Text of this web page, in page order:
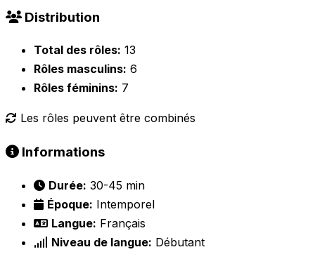
Distribution
Total des rôles: 13
Rôles masculins: 6
Rôles féminins: 7
Les rôles peuvent être combinés
Informations
Durée: 30-45 min
Époque: Intemporel
Langue: Français
Niveau de langue: Débutant